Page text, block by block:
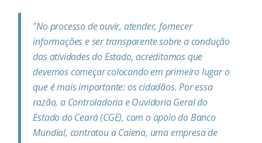
"No processo de ouvir, atender, fornecer
informações e ser transparente sobre a condução
das atividades do Estado, acreditamos que
devemos começar colocando em primeiro lugar o
que é mais importante: os cidadãos. Por essa
razão, a Controladoria e Ouvidoria Geral do
Estado do Ceará (CGE), com o apoio do Banco
Mundial, contratou a Caiena, uma empresa de